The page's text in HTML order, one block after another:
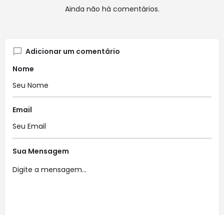
Ainda não há comentários.
Adicionar um comentário
Nome
Email
Sua Mensagem